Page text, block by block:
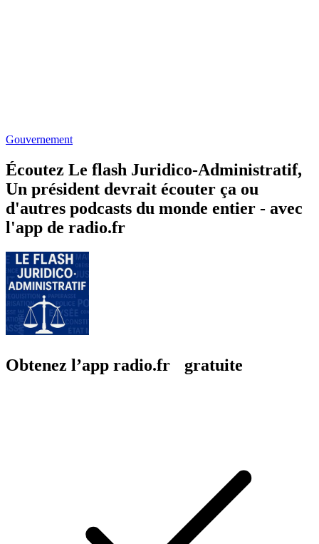
Gouvernement
Écoutez Le flash Juridico-Administratif,
Un président devrait écouter ça ou
d'autres podcasts du monde entier - avec
l'app de radio.fr
Obtenez l’app radio.fr gratuite